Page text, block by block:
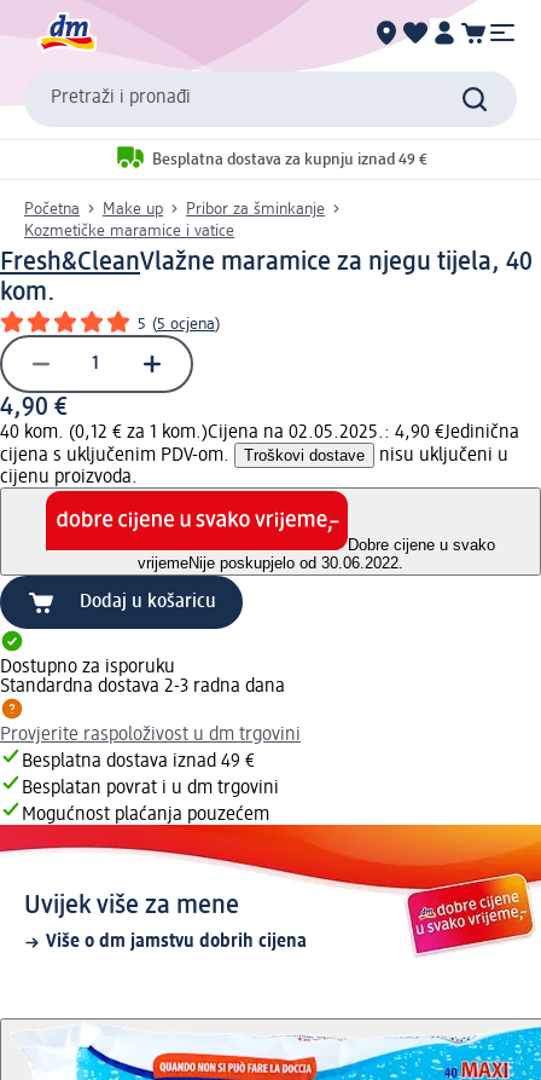
Pretraži i pronađi
Besplatna dostava za kupnju iznad 49 €
Početna Make up
Pribor za šminkanje
Kozmetičke maramice i vatice
Fresh&CleanVlažne maramice za njegu tijela, 40
kom.
5 (5 ocjena)
4,90 €
40 kom. (0,12 € za 1 kom.)Cijena na 02.05.2025.: 4,90 €Jedinična
cijena s uključenim PDV-om.
Troškovi dostave
nisu uključeni u
cijenu proizvoda.
Dobre cijene u svako
vrijemeNije poskupjelo od 30.06.2022.
Dodaj u košaricu
Dostupno za isporuku
Standardna dostava 2-3 radna dana
Provjerite raspoloživost u dm trgovini
Besplatna dostava iznad 49 €
Besplatan povrat i u dm trgovini
Mogućnost plaćanja pouzećem
Uvijek više za mene
Više o dm jamstvu dobrih cijena